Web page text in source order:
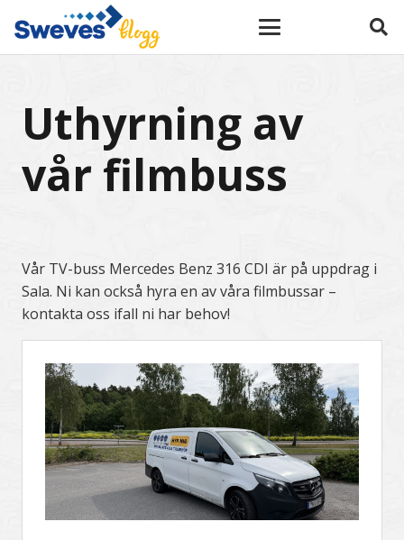
Uthyrning av
vår filmbuss
Vår TV-buss Mercedes Benz 316 CDI är på uppdrag i
Sala. Ni kan också hyra en av våra filmbussar –
kontakta oss ifall ni har behov!